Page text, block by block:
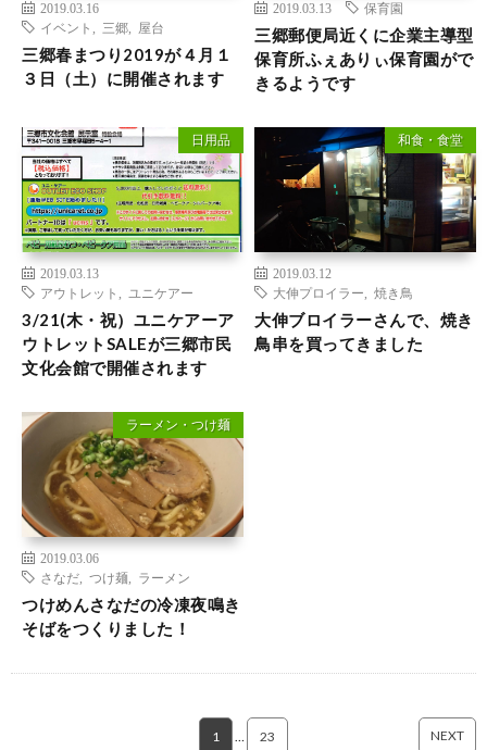
2019.03.16
イベント
三郷 屋台
三郷春まつり2019が４月１
３日（土）に開催されます
2019.03.13 保育園
三郷郵便局近くに企業主導型
保育所ふぇありぃ保育園がで
きるようです
日用品
2019.03.13
アウトレット
ユニケアー
3/21(木・祝）ユニケアーア
ウトレットSALEが三郷市民
文化会館で開催されます
和食・食堂
2019.03.12
大伸プロイラー
焼き鳥
大伸ブロイラーさんで、焼き
鳥串を買ってきました
ラーメン・つけ麺
2019.03.06
さなだ
つけ麺 ラーメン
つけめんさなだの冷凍夜鳴き
そばをつくりました！
1 23 NEXT